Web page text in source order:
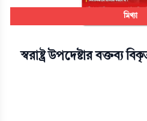
মিথ্যা
স্বরাষ্ট্র উপদেষ্টার বক্তব্য